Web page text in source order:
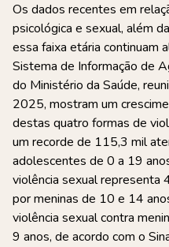
Os dados recentes em
psicológica e sexual, além
essa faixa etária continuam
Sistema de Informação de
do Ministério da Saúde,
2025, mostram um
destas quatro formas de
um recorde de 115,3 mil
adolescentes de 0 a 19
violência sexual representa
por meninas de 10 e 14
violência sexual contra
9 anos, de acordo com o